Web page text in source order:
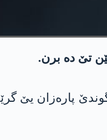
تێ ده‌ برن.
پاره‌زان یێ